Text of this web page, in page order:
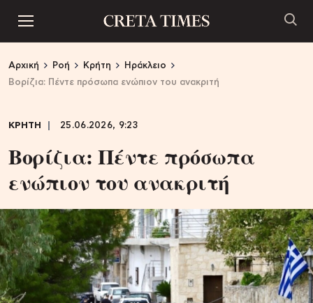
Αρχική Ροή Κρήτη
Ηράκλειο
Βορίζια: Πέντε πρόσωπα ενώπιον του ανακριτή
ΚΡΗΤΗ 25.06.2026, 9:23
Βορίζια: Πέντε πρόσωπα
ενώπιον του ανακριτή